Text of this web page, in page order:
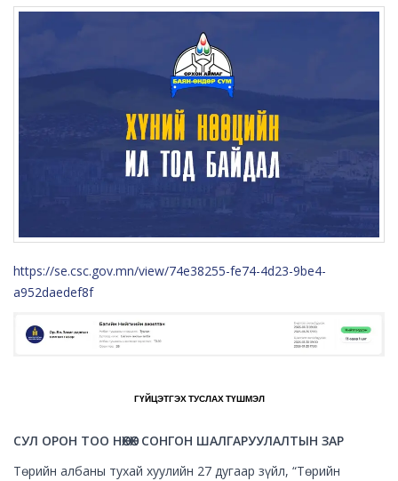
https://se.csc.gov.mn/view/74e38255-fe74-4d23-9be4-
a952daedef8f
ГҮЙЦЭТГЭХ ТУСЛАХ ТҮШМЭЛ
СУЛ ОРОН ТОО НӨХӨХ СОНГОН ШАЛГАРУУЛАЛТЫН ЗАР
Төрийн албаны тухай хуулийн 27 дугаар зүйл, “Төрийн